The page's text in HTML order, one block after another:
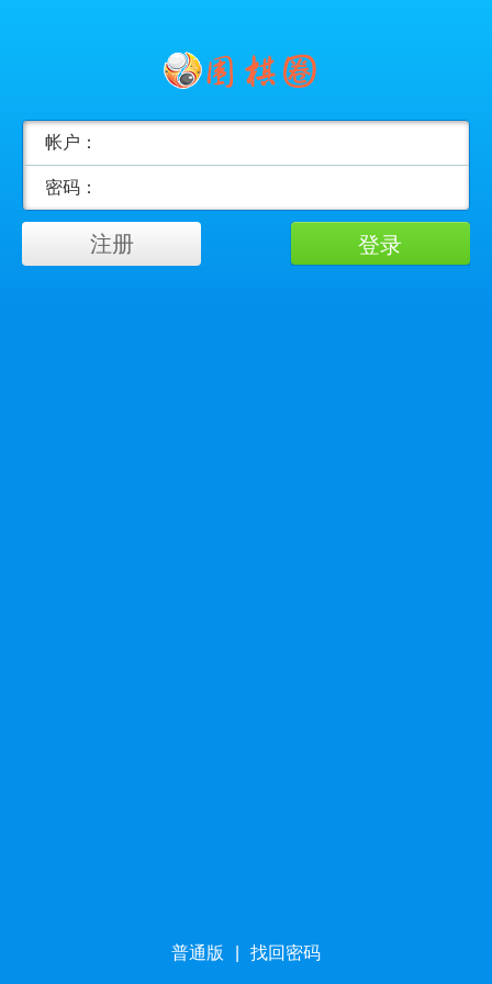
帐户：
密码：
普通版 找回密码